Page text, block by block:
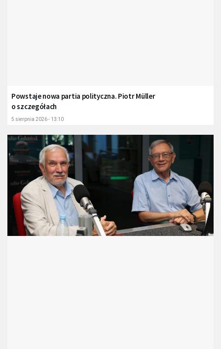
Powstaje nowa partia polityczna. Piotr Müller
o szczegółach
5 sierpnia 2026 - 13:10